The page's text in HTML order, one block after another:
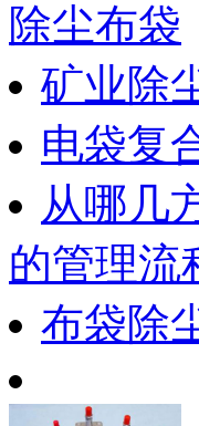
除尘布袋
矿业除
电袋复
从哪几
的管理流
布袋除